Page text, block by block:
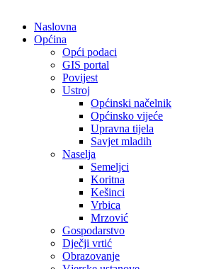
Naslovna
Općina
Opći podaci
GIS portal
Povijest
Ustroj
Općinski načelnik
Općinsko vijeće
Upravna tijela
Savjet mladih
Naselja
Semeljci
Koritna
Kešinci
Vrbica
Mrzović
Gospodarstvo
Dječji vrtić
Obrazovanje